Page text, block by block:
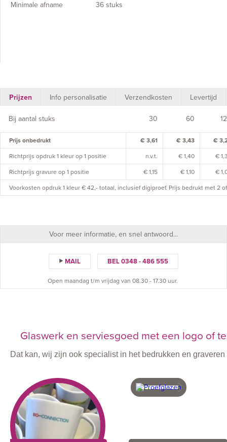
Minimale afname
36 stuks
Prijzen Info personalisatie Verzendkosten Levertijd
Bij aantal stuks 30 60
Prijs onbedrukt € 3,61 € 3,43 €
Richtprijs opdruk 1 kleur op 1 positie n.v.t. € 1,40 €
Richtprijs gravure op 1 positie € 1,15 € 1,10 €
Voorkosten opdruk 1 kleur € 42,- totaal, inclusief digiproef. Prijs bedrukt met 2
Voor meer informatie, en snel antwoord...
MAIL BEL 0348 - 486 555
Open maandag t/m vrijdag van 08.30 - 17.30 uur.
Glaswerk en serviesgoed met een logo of
Dat kan, wij zijn ook specialist in het bedrukken en